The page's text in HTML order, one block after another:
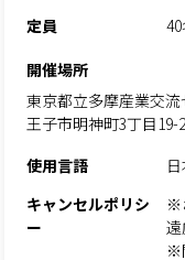
定員
開催場所
東京都立多摩産業交
王子市明神町3丁目19-
使用言語
キャンセルポリシ
ー
※
遠
※